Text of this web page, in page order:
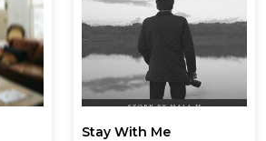
Stay With Me